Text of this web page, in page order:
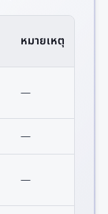
หมายเหตุ
—
—
—